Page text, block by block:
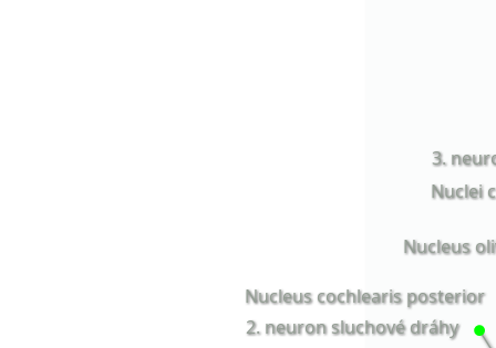
2. neuron sluchové dráhy
3.
Nucleus cochlearis posterior
Nucleus
Nuclei